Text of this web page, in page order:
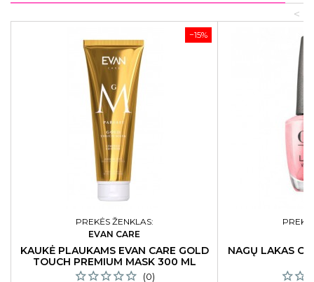
<
−15%
PREKĖS ŽENKLAS:
EVAN CARE
KAUKĖ PLAUKAMS EVAN CARE GOLD
TOUCH PREMIUM MASK 300 ML
(0)
NAGŲ LAKAS